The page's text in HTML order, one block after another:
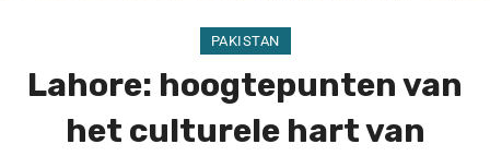
PAKISTAN
Lahore: hoogtepunten van
het culturele hart van